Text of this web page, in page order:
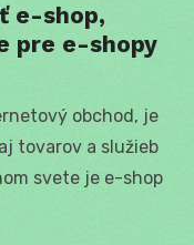
e-shop,
pre e-shopy
obchod, je
tovarov a služieb
svete je e-shop